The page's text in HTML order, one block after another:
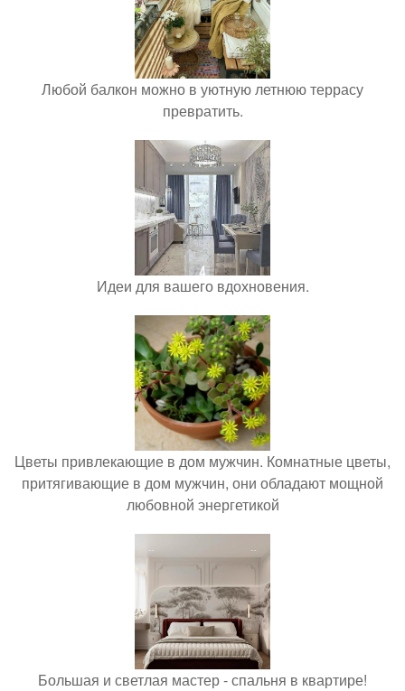
Любой балкон можно в уютную летнюю террасу
превратить.
Идеи для вашего вдохновения.
Цветы привлекающие в дом мужчин. Комнатные цветы,
притягивающие в дом мужчин, они обладают мощной
любовной энергетикой
Большая и светлая мастер - спальня в квартире!